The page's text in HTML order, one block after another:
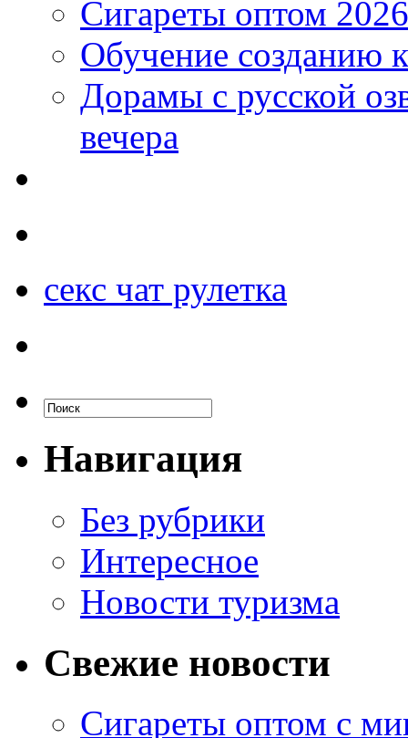
Сигареты оптом
Обучение созданию
Дорамы с русской
вечера
секс чат рулетка
Навигация
Без рубрики
Интересное
Новости туризма
Свежие новости
Сигареты оптом с